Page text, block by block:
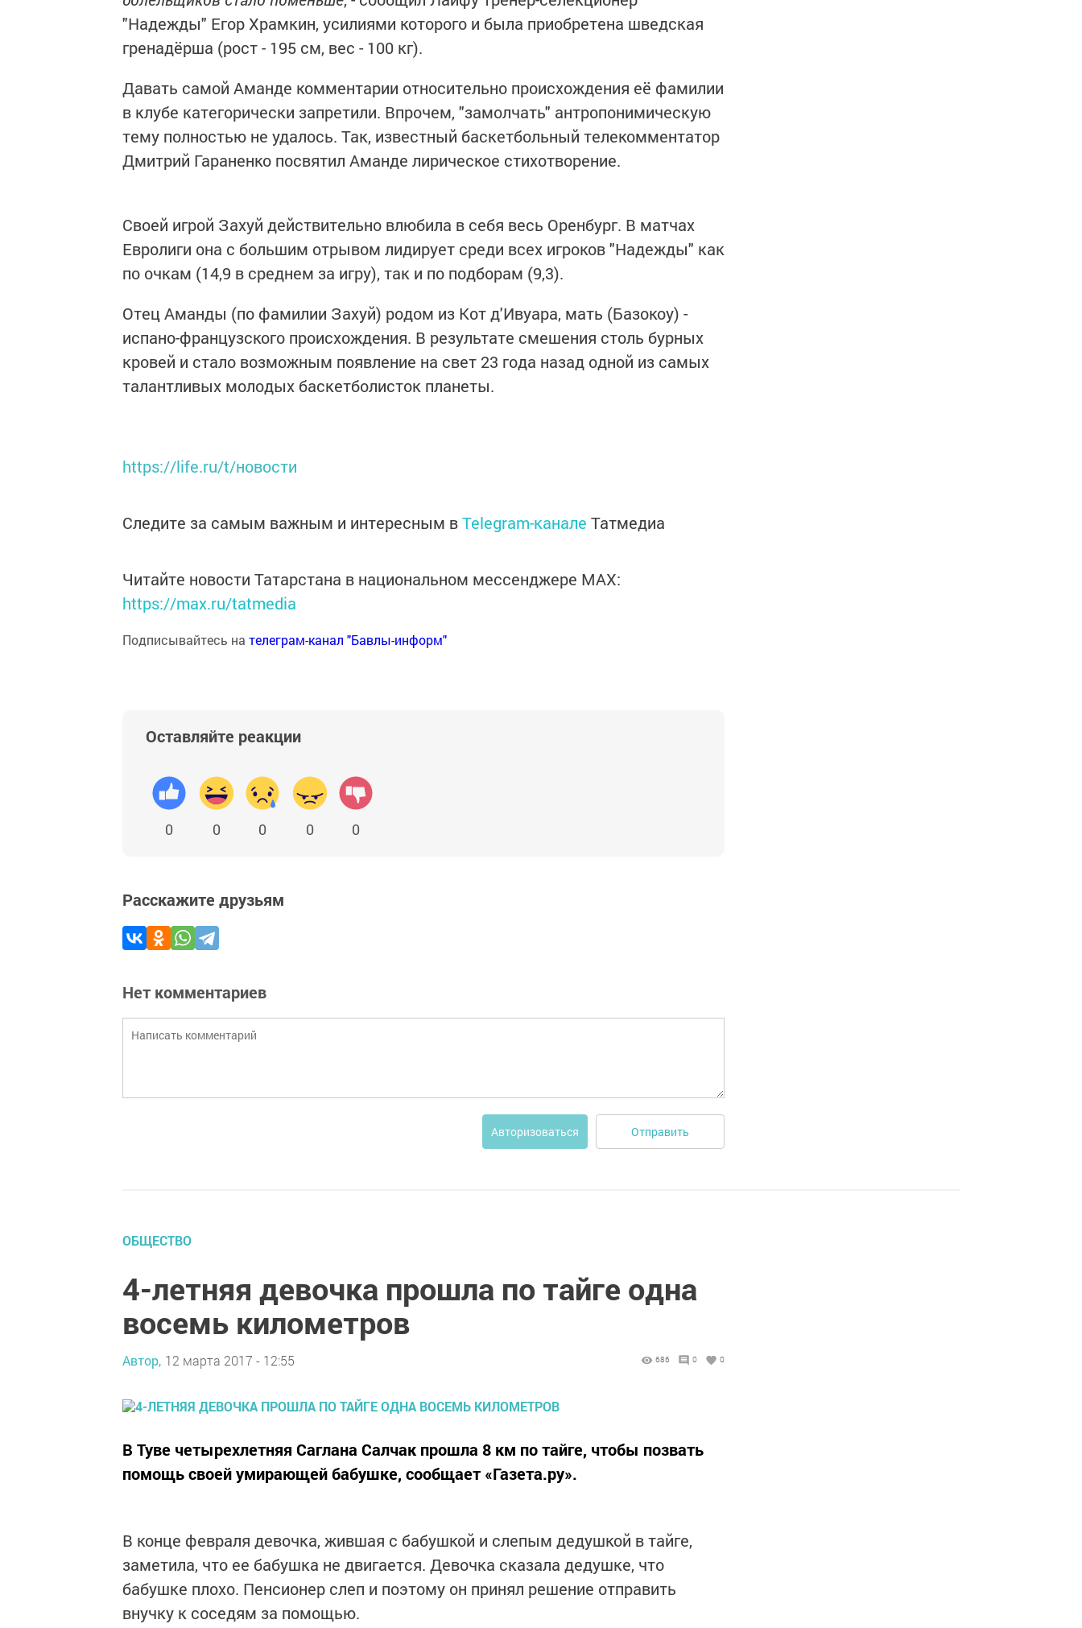
"Надежды" Егор Храмкин, усилиями которого и была приобретена шведская
гренадёрша (рост - 195 см, вес - 100 кг).
Давать самой Аманде комментарии относительно происхождения её фамилии
в клубе категорически запретили. Впрочем, "замолчать" антропонимическую
тему полностью не удалось. Так, известный баскетбольный телекомментатор
Дмитрий Гараненко посвятил Аманде лирическое стихотворение.
Своей игрой Захуй действительно влюбила в себя весь Оренбург. В матчах
Евролиги она с большим отрывом лидирует среди всех игроков "Надежды" как
по очкам (14,9 в среднем за игру), так и по подборам (9,3).
Отец Аманды (по фамилии Захуй) родом из Кот д'Ивуара, мать (Базокоу) -
испано-французского происхождения. В результате смешения столь бурных
кровей и стало возможным появление на свет 23 года назад одной из самых
талантливых молодых баскетболисток планеты.
https://life.ru/t/новости
Следите за самым важным и интересным вTelegram-канале Татмедиа
Читайте новости Татарстана в национальном мессенджере MАХ:
https://max.ru/tatmedia
Подписывайтесь на телеграм-канал "Бавлы-информ"
Оставляйте реакции
0 0 0 0 0
Расскажите друзьям
Нет комментариев
Авторизоваться Отправить
ОБЩЕСТВО
4-летняя девочка прошла по тайге одна
восемь километров
Автор, 12 марта 2017 - 12:55 686 0 0
В Туве четырехлетняя Саглана Салчак прошла 8 км по тайге, чтобы позвать
помощь своей умирающей бабушке, сообщает «Газета.ру».
В конце февраля девочка, жившая с бабушкой и слепым дедушкой в тайге,
заметила, что ее бабушка не двигается. Девочка сказала дедушке, что
бабушке плохо. Пенсионер слеп и поэтому он принял решение отправить
внучку к соседям за помощью.